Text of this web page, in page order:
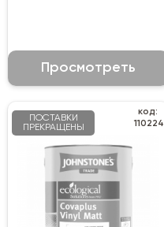
Просмотреть
ПОСТАВКИ
ПРЕКРАЩЕНЫ
код:
110224